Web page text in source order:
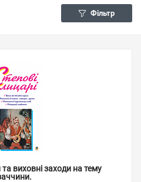
Фільтр
виховні заходи на тему